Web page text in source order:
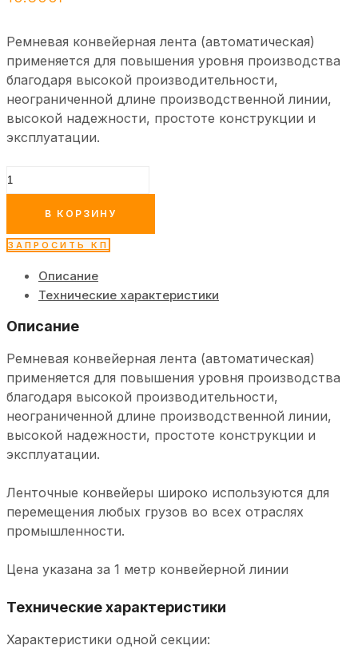
Ремневая конвейерная лента (автоматическая)
применяется для повышения уровня производства
благодаря высокой производительности,
неограниченной длине производственной линии,
высокой надежности, простоте конструкции и
эксплуатации.
Количество
товара
Ремневая
лента
В КОРЗИНУ
ЗАПРОСИТЬ КП
Описание
Технические характеристики
Описание
Ремневая конвейерная лента (автоматическая)
применяется для повышения уровня производства
благодаря высокой производительности,
неограниченной длине производственной линии,
высокой надежности, простоте конструкции и
эксплуатации.
Ленточные конвейеры широко используются для
перемещения любых грузов во всех отраслях
промышленности.
Цена указана за 1 метр конвейерной линии
Технические характеристики
Характеристики одной секции: